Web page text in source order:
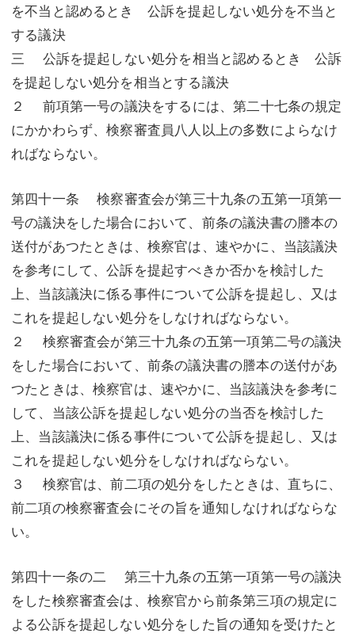
を不当と認めるとき 公訴を提起しない処分を不当と
する議決
三 公訴を提起しない処分を相当と認めるとき 公訴
を提起しない処分を相当とする議決
２ 前項第一号の議決をするには、第二十七条の規定
にかかわらず、検察審査員八人以上の多数によらなけ
ればならない。
第四十一条 検察審査会が第三十九条の五第一項第一
号の議決をした場合において、前条の議決書の謄本の
送付があつたときは、検察官は、速やかに、当該議決
を参考にして、公訴を提起すべきか否かを検討した
上、当該議決に係る事件について公訴を提起し、又は
これを提起しない処分をしなければならない。
２ 検察審査会が第三十九条の五第一項第二号の議決
をした場合において、前条の議決書の謄本の送付があ
つたときは、検察官は、速やかに、当該議決を参考に
して、当該公訴を提起しない処分の当否を検討した
上、当該議決に係る事件について公訴を提起し、又は
これを提起しない処分をしなければならない。
３ 検察官は、前二項の処分をしたときは、直ちに、
前二項の検察審査会にその旨を通知しなければならな
い。
第四十一条の二 第三十九条の五第一項第一号の議決
をした検察審査会は、検察官から前条第三項の規定に
よる公訴を提起しない処分をした旨の通知を受けたと